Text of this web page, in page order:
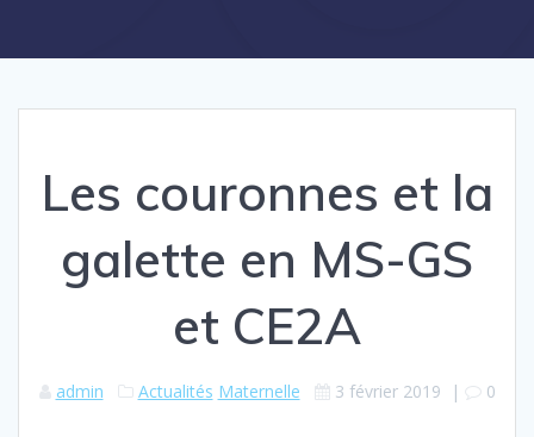
Les couronnes et la
galette en MS-GS
et CE2A
admin Actualités Maternelle 3 février 2019 | 0